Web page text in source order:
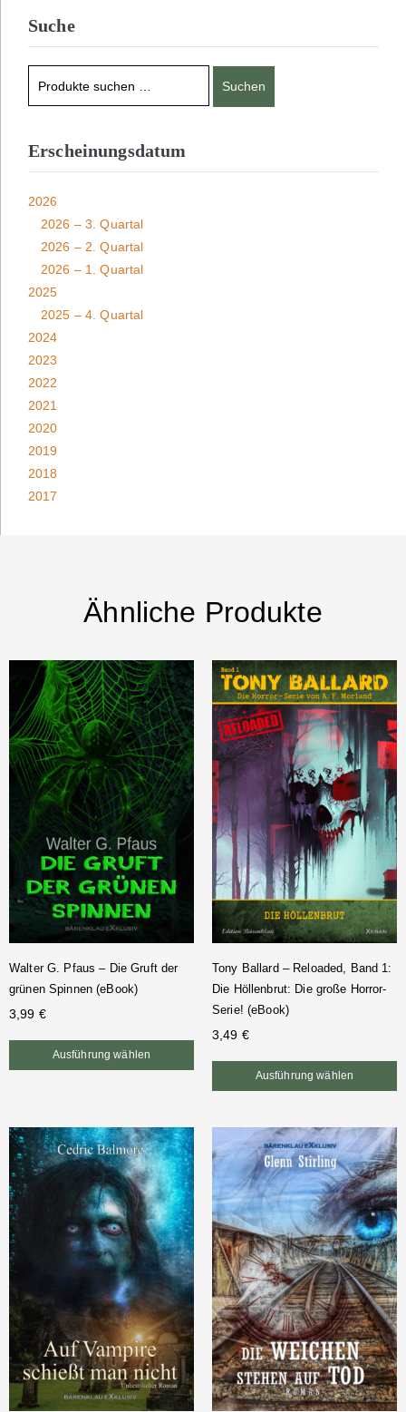
Suche
Suchen
Erscheinungsdatum
2026
2026 – 3. Quartal
2026 – 2. Quartal
2026 – 1. Quartal
2025
2025 – 4. Quartal
2024
2023
2022
2021
2020
2019
2018
2017
Ähnliche Produkte
Walter G. Pfaus – Die Gruft der
grünen Spinnen (eBook)
3,99 €
Ausführung wählen
Tony Ballard – Reloaded, Band 1:
Die Höllenbrut: Die große Horror-
Serie! (eBook)
3,49 €
Ausführung wählen